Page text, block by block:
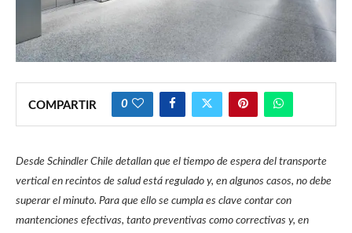
COMPARTIR 0
Desde Schindler Chile detallan que el tiempo de espera del transporte
vertical en recintos de salud está regulado y, en algunos casos, no debe
superar el minuto. Para que ello se cumpla es clave contar con
mantenciones efectivas, tanto preventivas como correctivas y, en